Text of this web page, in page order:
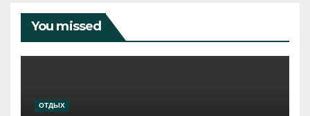
You missed
ОТДЫХ